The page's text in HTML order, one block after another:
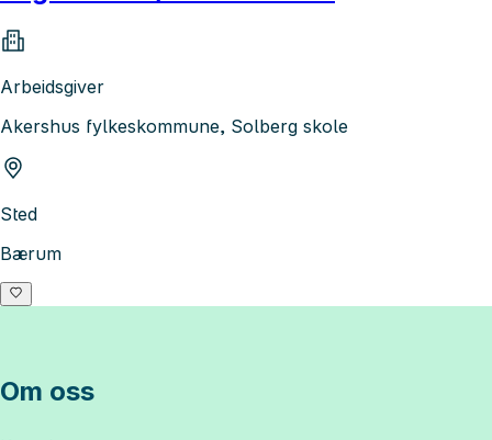
Arbeidsgiver
Akershus fylkeskommune, Solberg skole
Sted
Bærum
Om oss